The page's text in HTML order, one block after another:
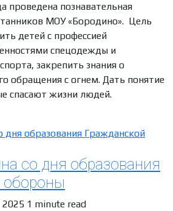
проведена познавательная
МОУ «Бородино». Цель
детей с профессией
спецодежды и
закрепить знания о
обращения с огнем. Дать понятие
спасают жизни людей.
со дня образования
обороны
2025 1 minute read